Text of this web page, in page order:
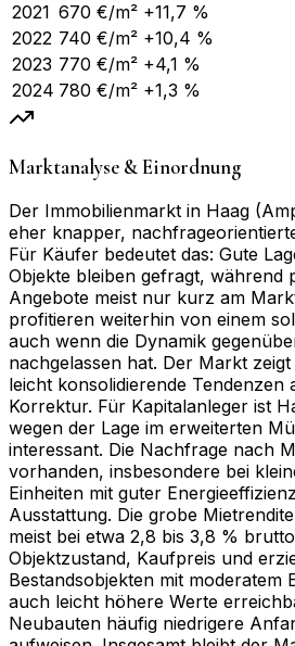
2021 670 €/m² +11,7 %
2022 740 €/m² +10,4 %
2023 770 €/m² +4,1 %
2024 780 €/m² +1,3 %
Marktanalyse & Einordnung
Der Immobilienmarkt in Haag
eher knapper,
Für Käufer bedeutet das: Gute
Objekte bleiben gefragt, während
Angebote meist nur kurz am
profitieren weiterhin von einem
auch wenn die Dynamik
nachgelassen hat. Der Markt
leicht konsolidierende Tendenzen
Korrektur. Für Kapitalanleger ist
wegen der Lage im erweiterten
interessant. Die Nachfrage nach
vorhanden, insbesondere bei
Einheiten mit guter
Ausstattung. Die grobe
meist bei etwa 2,8 bis 3,8 %
Objektzustand, Kaufpreis und
Bestandsobjekten mit moderatem
auch leicht höhere Werte
Neubauten häufig niedrigere